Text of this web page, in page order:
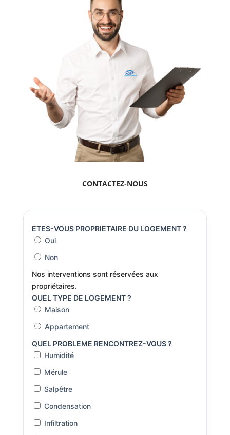
CONTACTEZ-NOUS
ETES-VOUS PROPRIETAIRE DU LOGEMENT ?
Oui
Non
Nos interventions sont réservées aux
propriétaires.
QUEL TYPE DE LOGEMENT ?
Maison
Appartement
QUEL PROBLEME RENCONTREZ-VOUS ?
Humidité
Mérule
Salpêtre
Condensation
Infiltration